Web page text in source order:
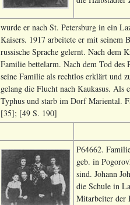
wurde er nach St. Petersburg in ein
Kaisers. 1917 arbeitete er mit seinem
russische Sprache gelernt. Nach dem
Familie bettelarm. Nach dem Tod des
seine Familie als rechtlos erklärt und
gelang die Flucht nach Kaukasus. Als
Typhus und starb im Dorf Mariental.
[35]; [49 S. 190]
P64662.
geb. in
sind. Johann
die Schule in
Mitarbeiter der